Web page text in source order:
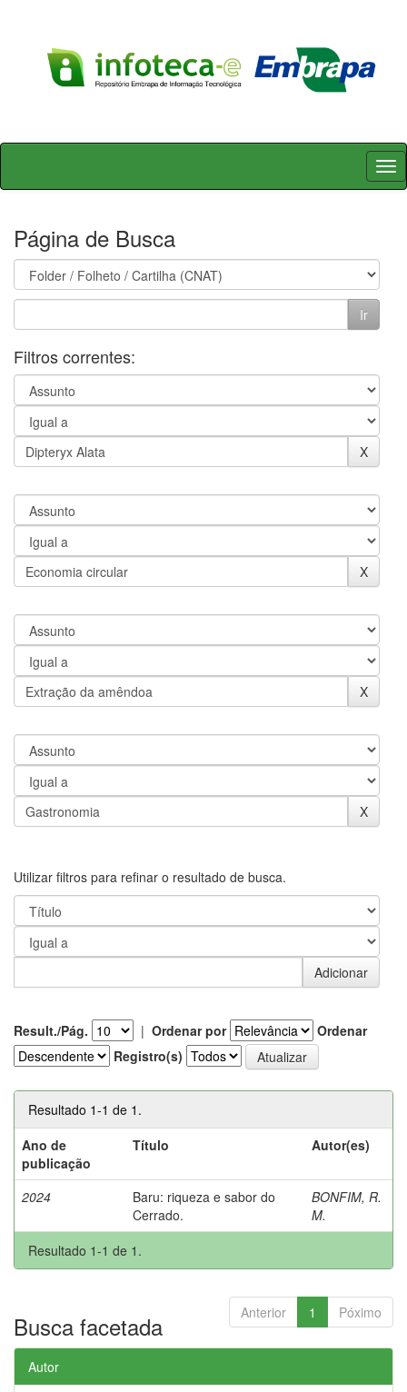
Skip
Página de Busca
Filtros correntes:
Utilizar filtros para refinar o resultado de busca.
Result./Pág. | Ordenar por
Ordenar
Registro(s)
Resultado 1-1 de 1.
Ano de
publicação
Título Autor(es)
2024
Baru: riqueza e sabor do
Cerrado.
BONFIM, R.
M.
Resultado 1-1 de 1.
Anterior 1 Póximo
Busca facetada
Autor